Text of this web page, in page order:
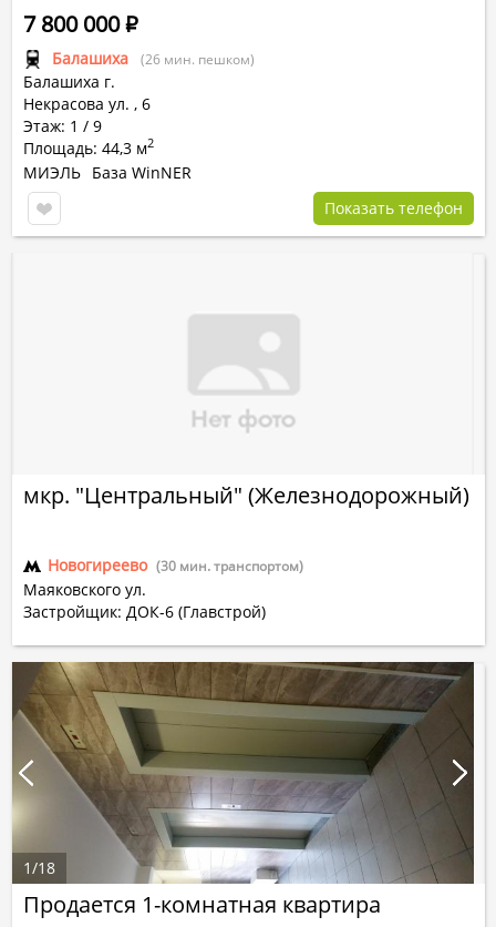
Балашиха (26 мин. пешком)
Балашиха г.
Некрасова ул. , 6
Этаж: 1 / 9
Площадь: 44,3 м2
7 800 000Р
МИЭЛЬ База WinNER
Показать телефон
мкр. "Центральный" (Железнодорожный)
Новогиреево (30 мин. транспортом)
Маяковского ул.
Застройщик: ДОК-6 (Главстрой)
Продается 1-комнатная квартира
1/18